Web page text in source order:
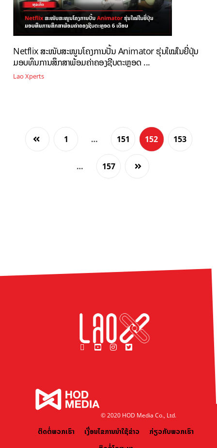
Netflix ສະໜັບສະໜູນໂຄງການປັ້ນ Animator ຮຸ່ນໃໝ່ໃນຍີ່ປຸ່ນ
ມອບທຶນການສຶກສາພ້ອມຄ່າຄອງຊີບຕະຫຼອດ ...
Lao Xperts
1 … 151 152 153
… 157
© 2020 HOD Media Co., Ltd.
ຕິດຕໍ່ພວກເຮົາ ເງື່ອນໄຂການນຳໃຊ້ຂ່າວ
ກ່ຽວກັບພວກເຮົາ